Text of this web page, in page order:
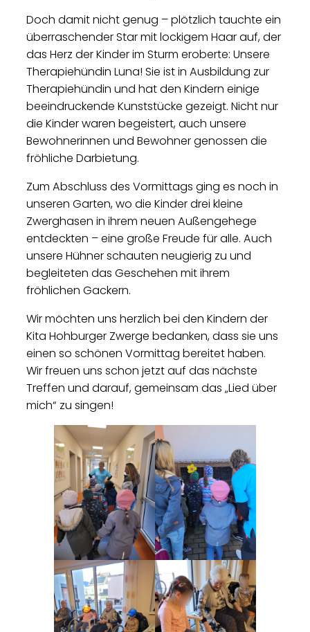
Doch damit nicht genug – plötzlich tauchte ein
überraschender Star mit lockigem Haar auf, der
das Herz der Kinder im Sturm eroberte: Unsere
Therapiehündin Luna! Sie ist in Ausbildung zur
Therapiehündin und hat den Kindern einige
beeindruckende Kunststücke gezeigt. Nicht nur
die Kinder waren begeistert, auch unsere
Bewohnerinnen und Bewohner genossen die
fröhliche Darbietung.
Zum Abschluss des Vormittags ging es noch in
unseren Garten, wo die Kinder drei kleine
Zwerghasen in ihrem neuen Außengehege
entdeckten – eine große Freude für alle. Auch
unsere Hühner schauten neugierig zu und
begleiteten das Geschehen mit ihrem
fröhlichen Gackern.
Wir möchten uns herzlich bei den Kindern der
Kita Hohburger Zwerge bedanken, dass sie uns
einen so schönen Vormittag bereitet haben.
Wir freuen uns schon jetzt auf das nächste
Treffen und darauf, gemeinsam das „Lied über
mich“ zu singen!